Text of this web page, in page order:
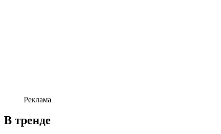
Реклама
В тренде